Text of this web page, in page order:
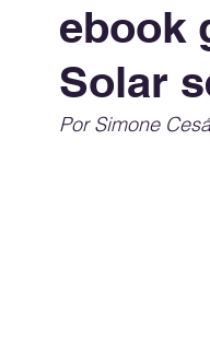
Energy Storage Ranking
ebook
Solar
Por Simone